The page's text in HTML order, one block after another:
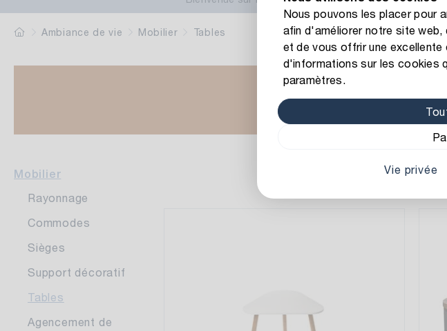
Nous pouvons les placer pour
afin d'améliorer notre site
et de vous offrir une excellente
d'informations sur les cookies
paramètres.
Vie privée
Ambiance de vie Mobilier Tables
Mobilier
Rayonnage
Commodes
Sièges
Support décoratif
Tables
Agencement de